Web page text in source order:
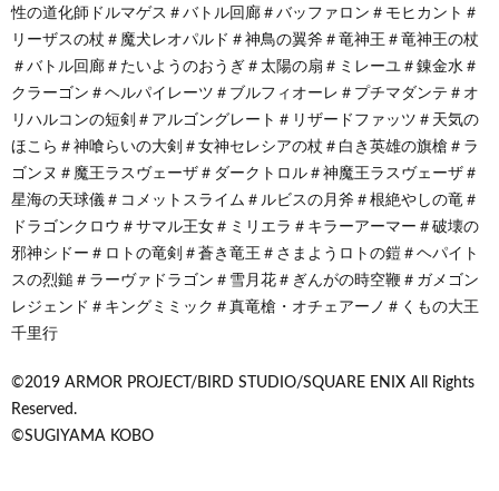
性の道化師ドルマゲス＃バトル回廊＃バッファロン＃モヒカント＃
リーザスの杖＃魔犬レオパルド＃神鳥の翼斧＃竜神王＃竜神王の杖
＃バトル回廊＃たいようのおうぎ＃太陽の扇＃ミレーユ＃錬金水＃
クラーゴン＃ヘルパイレーツ＃ブルフィオーレ＃プチマダンテ＃オ
リハルコンの短剣＃アルゴングレート＃リザードファッツ＃天気の
ほこら＃神喰らいの大剣＃女神セレシアの杖＃白き英雄の旗槍＃ラ
ゴンヌ＃魔王ラスヴェーザ＃ダークトロル＃神魔王ラスヴェーザ＃
星海の天球儀＃コメットスライム＃ルビスの月斧＃根絶やしの竜＃
ドラゴンクロウ＃サマル王女＃ミリエラ＃キラーアーマー＃破壊の
邪神シドー＃ロトの竜剣＃蒼き竜王＃さまようロトの鎧＃ヘパイト
スの烈鎚＃ラーヴァドラゴン＃雪月花＃ぎんがの時空鞭＃ガメゴン
レジェンド＃キングミミック＃真竜槍・オチェアーノ＃くもの大王
千里行
©2019 ARMOR PROJECT/BIRD STUDIO/SQUARE ENIX All Rights
Reserved.
©SUGIYAMA KOBO